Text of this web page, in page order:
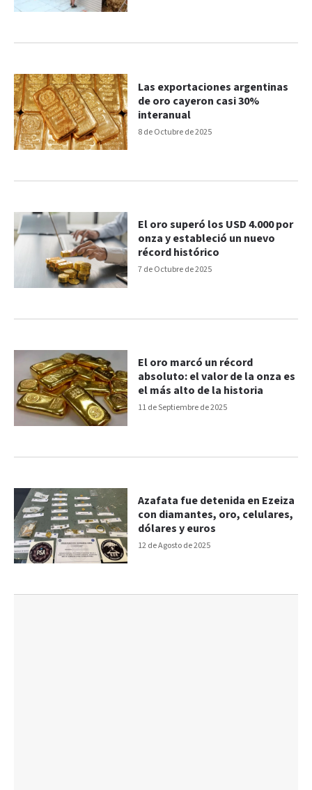
8 de Octubre de 2025
Las exportaciones argentinas
de oro cayeron casi 30%
interanual
7 de Octubre de 2025
El oro superó los USD 4.000 por
onza y estableció un nuevo
récord histórico
11 de Septiembre de 2025
El oro marcó un récord
absoluto: el valor de la onza es
el más alto de la historia
12 de Agosto de 2025
Azafata fue detenida en Ezeiza
con diamantes, oro, celulares,
dólares y euros